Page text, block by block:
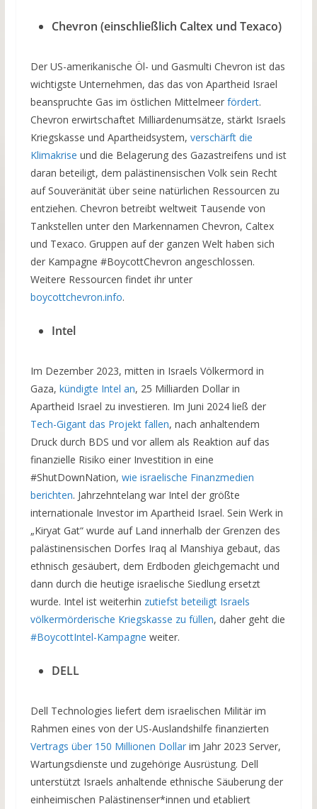
Chevron (einschließlich Caltex und Texaco)
Der US-amerikanische Öl- und Gasmulti Chevron ist das
wichtigste Unternehmen, das das von Apartheid Israel
beanspruchte Gas im östlichen Mittelmeer fördert.
Chevron erwirtschaftet Milliardenumsätze, stärkt Israels
Kriegskasse und Apartheidsystem, verschärft die
Klimakrise und die Belagerung des Gazastreifens und ist
daran beteiligt, dem palästinensischen Volk sein Recht
auf Souveränität über seine natürlichen Ressourcen zu
entziehen. Chevron betreibt weltweit Tausende von
Tankstellen unter den Markennamen Chevron, Caltex
und Texaco. Gruppen auf der ganzen Welt haben sich
der Kampagne #BoycottChevron angeschlossen.
Weitere Ressourcen findet ihr unter
boycottchevron.info.
Intel
Im Dezember 2023, mitten in Israels Völkermord in
Gaza, kündigte Intel an, 25 Milliarden Dollar in
Apartheid Israel zu investieren. Im Juni 2024 ließ der
Tech-Gigant das Projekt fallen, nach anhaltendem
Druck durch BDS und vor allem als Reaktion auf das
finanzielle Risiko einer Investition in eine
#ShutDownNation, wie israelische Finanzmedien
berichten. Jahrzehntelang war Intel der größte
internationale Investor im Apartheid Israel. Sein Werk in
„Kiryat Gat“ wurde auf Land innerhalb der Grenzen des
palästinensischen Dorfes Iraq al Manshiya gebaut, das
ethnisch gesäubert, dem Erdboden gleichgemacht und
dann durch die heutige israelische Siedlung ersetzt
wurde. Intel ist weiterhin zutiefst beteiligt Israels
völkermörderische Kriegskasse zu füllen, daher geht die
#BoycottIntel-Kampagne weiter.
DELL
Dell Technologies liefert dem israelischen Militär im
Rahmen eines von der US-Auslandshilfe finanzierten
Vertrags über 150 Millionen Dollarim Jahr 2023 Server,
Wartungsdienste und zugehörige Ausrüstung. Dell
unterstützt Israels anhaltende ethnische Säuberung der
einheimischen Palästinenser*innen und etabliert